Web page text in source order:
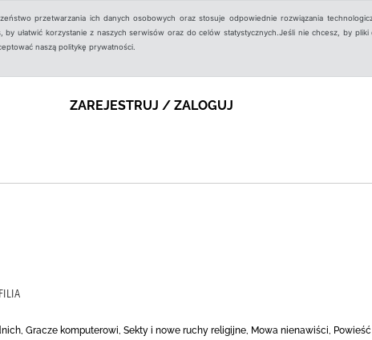
przetwarzania ich danych osobowych oraz stosuje odpowiednie rozwiązania
ułatwić korzystanie z naszych serwisów oraz do celów statystycznych.Jeśli nie chcesz, by pliki
naszą politykę prywatności.
ZAREJESTRUJ / ZALOGUJ
Gracze komputerowi, Sekty i nowe ruchy religijne, Mowa nienawiści,